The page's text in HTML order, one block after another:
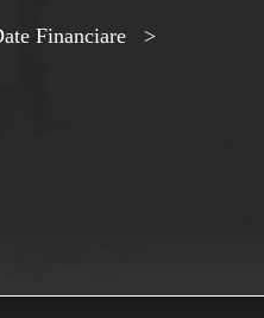
Financiare >